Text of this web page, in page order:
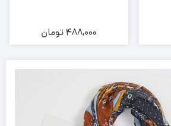
488,000 تومان